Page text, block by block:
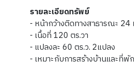
รายละเอียดทรัพย์
- หน้ากว้างติดทางสาธารณะ 24
- เนื้อที่ 120 ตร.วา
- แปลงละ 60 ตร.ว. 2แปลง
- เหมาะกับการสร้างบ้านและที่พั